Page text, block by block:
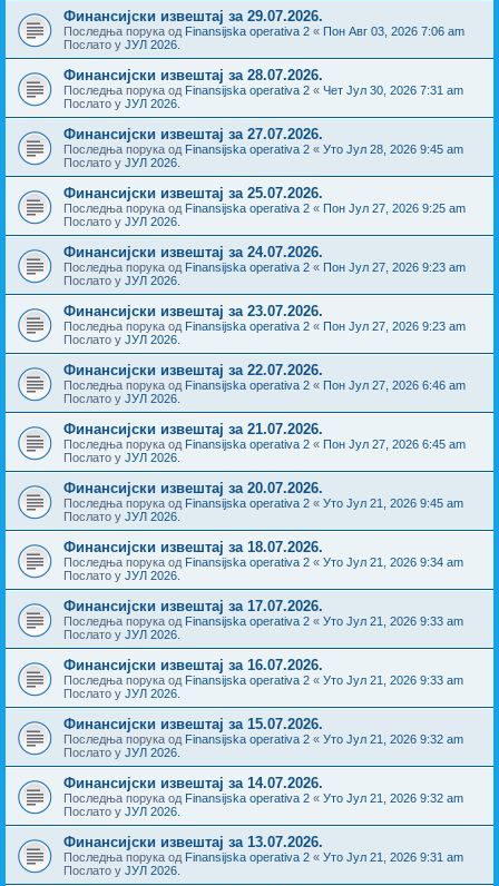
Финансијски извештај за 29.07.2026.
Последња порука од Finansijska operativa 2 « Пон Авг 03, 2026 7:06 am
Послато у ЈУЛ 2026.
Финансијски извештај за 28.07.2026.
Последња порука од Finansijska operativa 2 « Чет Јул 30, 2026 7:31 am
Послато у ЈУЛ 2026.
Финансијски извештај за 27.07.2026.
Последња порука од Finansijska operativa 2 « Уто Јул 28, 2026 9:45 am
Послато у ЈУЛ 2026.
Финансијски извештај за 25.07.2026.
Последња порука од Finansijska operativa 2 « Пон Јул 27, 2026 9:25 am
Послато у ЈУЛ 2026.
Финансијски извештај за 24.07.2026.
Последња порука од Finansijska operativa 2 « Пон Јул 27, 2026 9:23 am
Послато у ЈУЛ 2026.
Финансијски извештај за 23.07.2026.
Последња порука од Finansijska operativa 2 « Пон Јул 27, 2026 9:23 am
Послато у ЈУЛ 2026.
Финансијски извештај за 22.07.2026.
Последња порука од Finansijska operativa 2 « Пон Јул 27, 2026 6:46 am
Послато у ЈУЛ 2026.
Финансијски извештај за 21.07.2026.
Последња порука од Finansijska operativa 2 « Пон Јул 27, 2026 6:45 am
Послато у ЈУЛ 2026.
Финансијски извештај за 20.07.2026.
Последња порука од Finansijska operativa 2 « Уто Јул 21, 2026 9:45 am
Послато у ЈУЛ 2026.
Финансијски извештај за 18.07.2026.
Последња порука од Finansijska operativa 2 « Уто Јул 21, 2026 9:34 am
Послато у ЈУЛ 2026.
Финансијски извештај за 17.07.2026.
Последња порука од Finansijska operativa 2 « Уто Јул 21, 2026 9:33 am
Послато у ЈУЛ 2026.
Финансијски извештај за 16.07.2026.
Последња порука од Finansijska operativa 2 « Уто Јул 21, 2026 9:33 am
Послато у ЈУЛ 2026.
Финансијски извештај за 15.07.2026.
Последња порука од Finansijska operativa 2 « Уто Јул 21, 2026 9:32 am
Послато у ЈУЛ 2026.
Финансијски извештај за 14.07.2026.
Последња порука од Finansijska operativa 2 « Уто Јул 21, 2026 9:32 am
Послато у ЈУЛ 2026.
Финансијски извештај за 13.07.2026.
Последња порука од Finansijska operativa 2 « Уто Јул 21, 2026 9:31 am
Послато у ЈУЛ 2026.